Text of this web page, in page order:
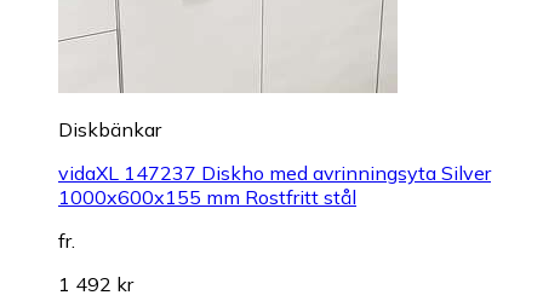
Diskbänkar
vidaXL 147237 Diskho med avrinningsyta Silver
1000x600x155 mm Rostfritt stål
fr.
1 492 kr